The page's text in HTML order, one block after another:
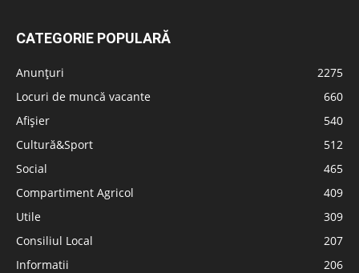
CATEGORIE POPULARĂ
Anunțuri
2275
Locuri de muncă vacante
660
Afișier
540
Cultură&Sport
512
Social
465
Compartiment Agricol
409
Utile
309
Consiliul Local
207
Informatii
206